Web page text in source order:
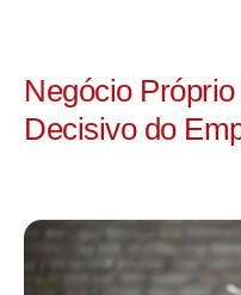
Negócio
Decisivo do